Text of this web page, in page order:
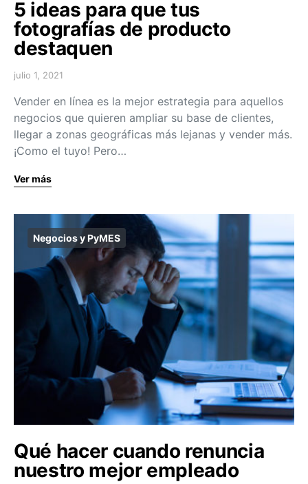
5 ideas para que tus
fotografías de producto
destaquen
julio 1, 2021
Vender en línea es la mejor estrategia para aquellos
negocios que quieren ampliar su base de clientes,
llegar a zonas geográficas más lejanas y vender más.
¡Como el tuyo! Pero…
Ver más
Negocios y PyMES
Qué hacer cuando renuncia
nuestro mejor empleado